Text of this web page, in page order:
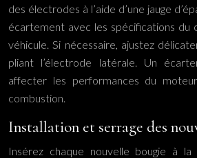
des électrodes à l’aide d’une jauge
écartement avec les spécifications
véhicule. Si nécessaire, ajustez
pliant l’électrode latérale. Un
affecter les performances du
combustion.
Installation et serrage des
Insérez chaque nouvelle bougie à